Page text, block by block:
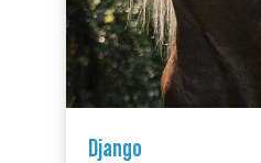
Django